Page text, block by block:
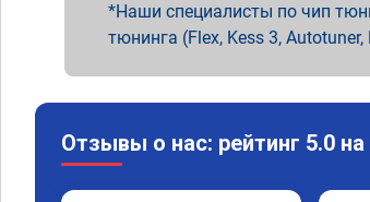
Наши специалисты по чип
тюнинга (Flex, Kess 3,
Отзывы о нас: рейтинг 5.0